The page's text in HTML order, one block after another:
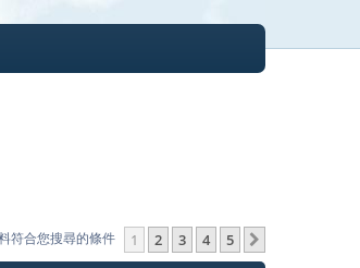
符合您搜尋的條件 1 2 3 4 5